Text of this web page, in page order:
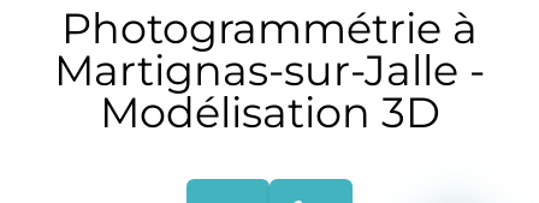
Photogrammétrie à
Martignas-sur-Jalle -
Modélisation 3D